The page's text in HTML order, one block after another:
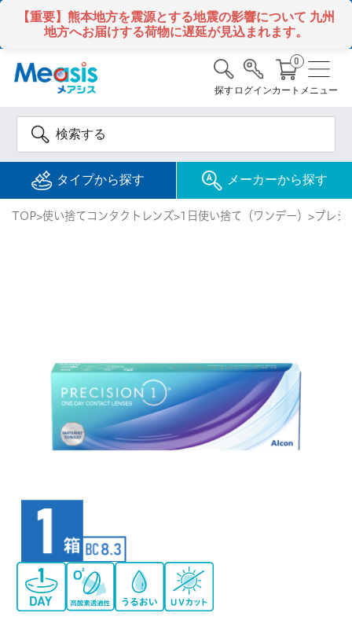
【重要】熊本地方を震源とする地震の影響について 九州
地方へお届けする荷物に遅延が見込まれます。
タイプから探す メーカーから探す
探す ログインカート
0
メニュー
乱視用コンタクトレンズ
遠近両用コンタクトレンズ
ハード
ソフトコンタクトレンズ
定期便
クーパービジョン ボシュロム
日本アルコン シード
アイレ
MYコンタクト（らくらく再購入）
はじめての方へ
おトク定期便
Myクーポン
ご利用案内
TOP 使い捨てコンタクトレンズ 1日使い捨て（ワンデー） プレシ